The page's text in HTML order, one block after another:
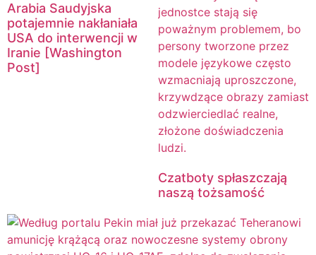
Arabia Saudyjska
potajemnie nakłaniała
USA do interwencji w
Iranie [Washington
Post]
Czatboty spłaszczają
naszą tożsamość